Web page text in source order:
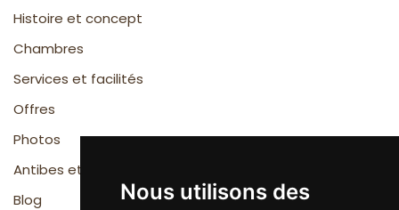
Nous utilisons des
Histoire et concept
Chambres
Services et facilités
Offres
Photos
Antibes et la Côte d'Azur
Blog